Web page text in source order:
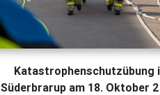
Katastrophenschutzübung
Süderbrarup am 18. Oktober